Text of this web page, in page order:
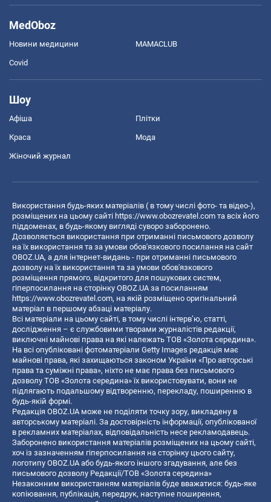
MedOboz
Новини медицини MAMACLUB
Covid
Шоу
Афіша Плітки
Краса Мода
Жіночий журнал
Використання будь-яких матеріалів ( в тому числі фото- та відео-),
розміщених на цьому сайті https://www.obozrevatel.com та всіх його
піддоменах, в будь-якому вигляді суворо заборонено.
Дозволяється використання при отриманні письмового дозволу
на їх використання та за умови обов'язкового посилання на сайт
OBOZ.UA, а для інтернет-видань - при отриманні письмового
дозволу на їх використання та за умови обов'язкового
розміщення прямого, відкритого для пошукових систем,
гіперпосилання на сторінку OBOZ.UA за посиланням
https://www.obozrevatel.com, на якій розміщено оригінальний
матеріал в першому абзаці матеріалу.
Всі матеріали на цьому сайті, в тому числі інтерв’ю, статті,
дослідження – є службовими творами журналістів редакції,
виключні майнові права на які належать ТОВ «Золота середина».
На всі опубліковані фотоматеріали Getty Images редакція має
майнові права, які захищаються законом України «Про авторські
права та суміжні права», ніхто не має права без письмового
дозволу ТОВ «Золота середина» їх використовувати, вони не
підлягають подальшому відтворенню, перекладу, поширенню в
будь-якій формі.
Редакція OBOZ.UA може не поділяти точку зору, викладену в
авторському матеріалі. За достовірність інформації, опублікованої
в рекламних матеріалах, відповідальність несе рекламодавець.
Заборонено використання матеріалів розміщених на цьому сайті,
хоч із зазначенням гіперпосилання на сторінку цього сайту,
логотипу OBOZ.UA або будь-якого іншого згадування, але без
письмового дозволу Редакції/ТОВ «Золота середина»
Незаконним використанням матеріалів буде вважатися: будь-яке
копiювання, публiкацiя, передрук, наступне поширення,